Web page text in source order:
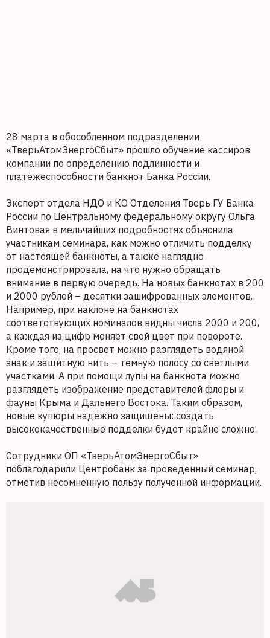
28 марта в обособленном подразделении
«ТверьАтомЭнергоСбыт» прошло обучение кассиров
компании по определению подлинности и
платёжеспособности банкнот Банка России.
Эксперт отдела НДО и КО Отделения Тверь ГУ Банка
России по Центральному федеральному округу Ольга
Винтовая в мельчайших подробностях объяснила
участникам семинара, как можно отличить подделку
от настоящей банкноты, а также наглядно
продемонстрировала, на что нужно обращать
внимание в первую очередь. На новых банкнотах в 200
и 2000 рублей – десятки зашифрованных элементов.
Например, при наклоне на банкнотах
соответствующих номиналов видны числа 2000 и 200,
а каждая из цифр меняет свой цвет при повороте.
Кроме того, на просвет можно разглядеть водяной
знак и защитную нить – темную полосу со светлыми
участками. А при помощи лупы на банкнота можно
разглядеть изображение представителей флоры и
фауны Крыма и Дальнего Востока. Таким образом,
новые купюры надежно защищены: создать
высококачественные подделки будет крайне сложно.
Сотрудники ОП «ТверьАтомЭнергоСбыт»
поблагодарили Центробанк за проведенный семинар,
отметив несомненную пользу полученной информации.